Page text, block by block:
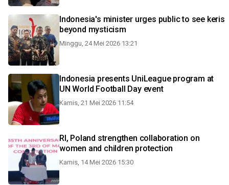
Indonesia's minister urges public to see keris
beyond mysticism
Minggu, 24 Mei 2026 13:21
Indonesia presents UniLeague program at
UN World Football Day event
Kamis, 21 Mei 2026 11:54
RI, Poland strengthen collaboration on
women and children protection
Kamis, 14 Mei 2026 15:30